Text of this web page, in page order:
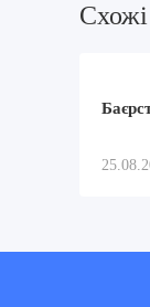
Схожi